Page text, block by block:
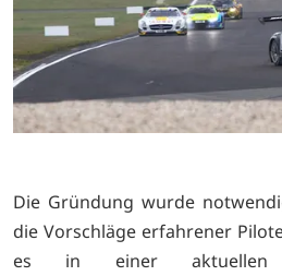
Die Gründung wurde
die Vorschläge erfahrener
es in einer aktuellen